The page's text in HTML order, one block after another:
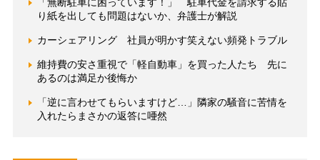
り紙を出しても問題はないか、弁護士が解説
カーシェアリング 社員が明かす笑えない頻発トラブル
維持費の安さ重視で「軽自動車」を買った人たち 先に
あるのは満足か後悔か
「逆に言わせてもらいますけど…」隣家の騒音に苦情を
入れたらまさかの返答に唖然